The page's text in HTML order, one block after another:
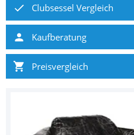
Clubsessel Vergleich
Kaufberatung
Preisvergleich